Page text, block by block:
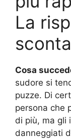
La
Cosa
sudore si
puzze. Di
persona che
di più, ma gli
danneggiati